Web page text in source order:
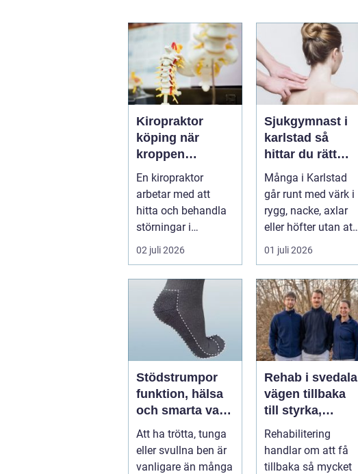
Kiropraktor
köping när
kroppen
behöver hjälp
tillbaka
En kiropraktor
arbetar med att
hitta och behandla
störningar i
kroppens leder,
muskler och
nervsyste...
02 juli 2026
Sjukgymnast i
karlstad så
hittar du rätt
hjälp för
kroppen
Många i Karlstad
går runt med värk i
rygg, nacke, axlar
eller höfter utan att
söka hjälp. Andra
har ...
01 juli 2026
Stödstrumpor
funktion, hälsa
och smarta val i
vardagen
Att ha trötta, tunga
eller svullna ben är
vanligare än många
Rehab i svedala
vägen tillbaka
till styrka,
balans och
vardag
Rehabilitering
handlar om att få
tillbaka så mycket